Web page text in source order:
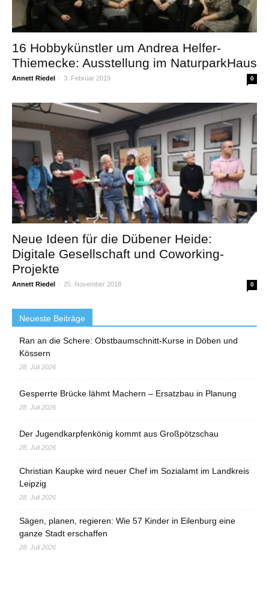
16 Hobbykünstler um Andrea Helfer-
Thiemecke: Ausstellung im NaturparkHaus
Annett Riedel - 3. Februar 2019 0
Neue Ideen für die Dübener Heide:
Digitale Gesellschaft und Coworking-
Projekte
Annett Riedel - 25. November 2018 0
Neueste Beiträge
Ran an die Schere: Obstbaumschnitt-Kurse in Döben und
Kössern
28. Juli 2026
Gesperrte Brücke lähmt Machern – Ersatzbau in Planung
28. Juli 2026
Der Jugendkarpfenkönig kommt aus Großpötzschau
28. Juli 2026
Christian Kaupke wird neuer Chef im Sozialamt im Landkreis
Leipzig
28. Juli 2026
Sägen, planen, regieren: Wie 57 Kinder in Eilenburg eine
ganze Stadt erschaffen
28. Juli 2026